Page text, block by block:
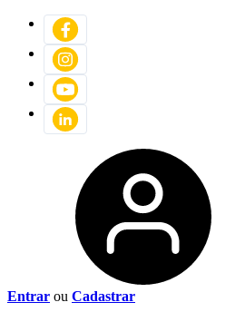
Entrar ou Cadastrar